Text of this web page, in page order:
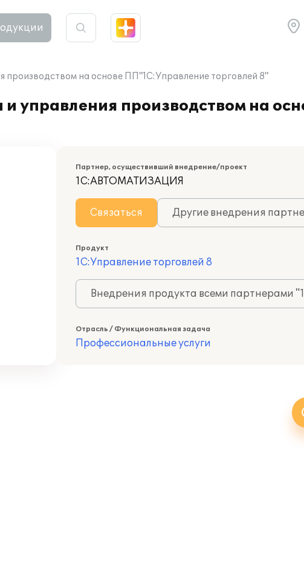
производством на основе ПП"1С:Управление торговлей 8"
управления производством на
Партнер, осуществивший внедрение/проект
1С:АВТОМАТИЗАЦИЯ
Связаться Другие внедрения
Продукт
1С:Управление торговлей 8
Внедрения продукта всеми партнерами
Отрасль / Функциональная задача
Профессиональные услуги